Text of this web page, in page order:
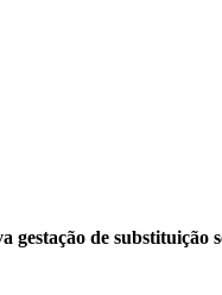
gestação de